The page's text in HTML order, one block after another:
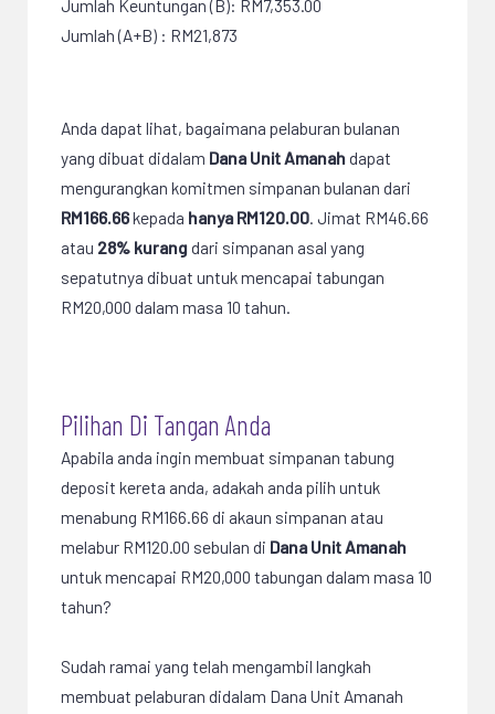
Jumlah Keuntungan (B): RM7,353.00
Jumlah (A+B) : RM21,873
Anda dapat lihat, bagaimana pelaburan bulanan
yang dibuat didalam Dana Unit Amanahdapat
mengurangkan komitmen simpanan bulanan dari
RM166.66kepada hanya RM120.00. Jimat RM46.66
atau 28% kurangdari simpanan asal yang
sepatutnya dibuat untuk mencapai tabungan
RM20,000 dalam masa 10 tahun.
Pilihan Di Tangan Anda
Apabila anda ingin membuat simpanan tabung
deposit kereta anda, adakah anda pilih untuk
menabung RM166.66 di akaun simpanan atau
melabur RM120.00 sebulan di Dana Unit Amanah
untuk mencapai RM20,000 tabungan dalam masa 10
tahun?
Sudah ramai yang telah mengambil langkah
membuat pelaburan didalam Dana Unit Amanah